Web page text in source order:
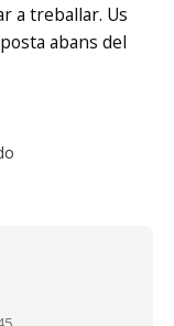
a treballar. Us
abans del